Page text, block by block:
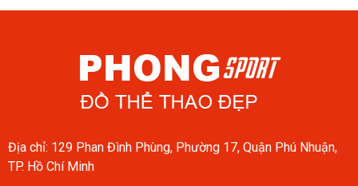
Địa chỉ: 129 Phan Đình Phùng, Phường 17, Quận Phú Nhuận,
TP. Hồ Chí Minh